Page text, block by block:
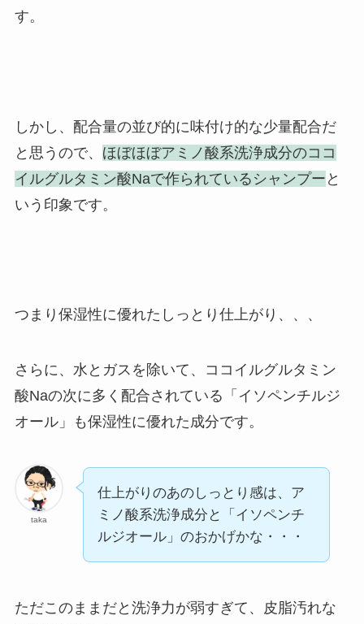
す。
しかし、配合量の並び的に味付け的な少量配合だ
と思うので、 ほぼほぼアミノ酸系洗浄成分のココ
イルグルタミン酸Naで作られているシャンプー と
いう印象です。
つまり保湿性に優れたしっとり仕上がり、、、
さらに、水とガスを除いて、ココイルグルタミン
酸Naの次に多く配合されている「イソペンチルジ
オール」も保湿性に優れた成分です。
taka
仕上がりのあのしっとり感は、ア
ミノ酸系洗浄成分と「イソペンチ
ルジオール」のおかげかな・・・
ただこのままだと洗浄力が弱すぎて、皮脂汚れな